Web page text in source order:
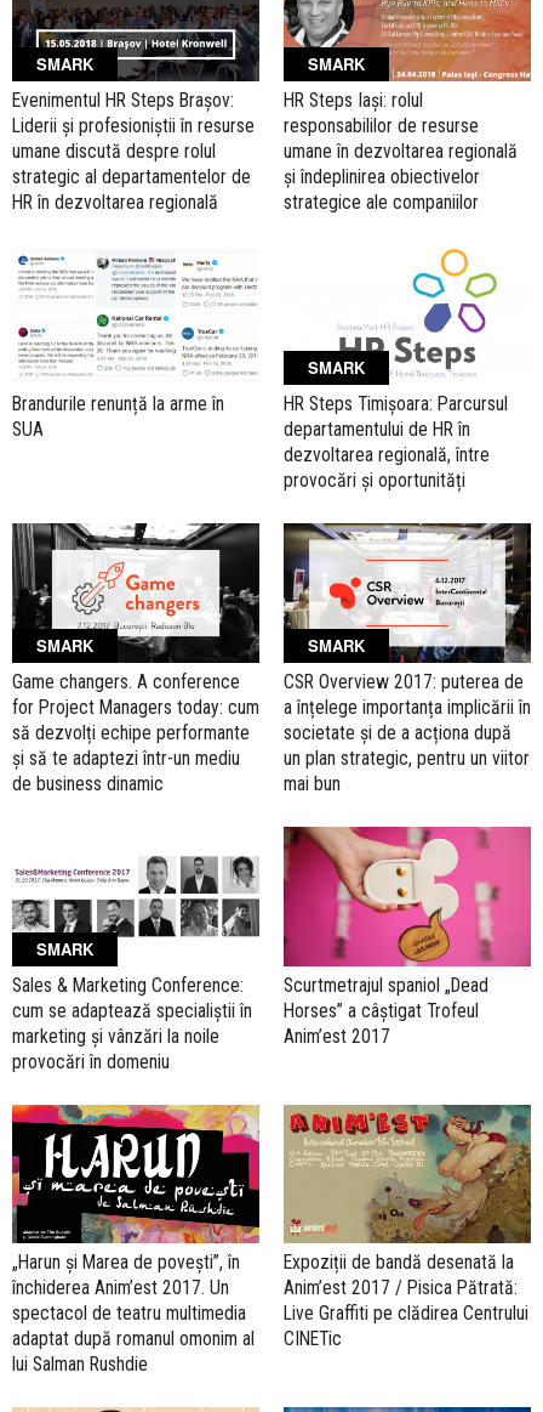
SMARK
Evenimentul HR Steps Brașov:
Liderii și profesioniștii în resurse
umane discută despre rolul
strategic al departamentelor de
HR în dezvoltarea regională
SMARK
HR Steps Iași: rolul
responsabililor de resurse
umane în dezvoltarea regională
și îndeplinirea obiectivelor
strategice ale companiilor
Brandurile renunță la arme în
SUA
SMARK
HR Steps Timișoara: Parcursul
departamentului de HR în
dezvoltarea regională, între
provocări și oportunități
SMARK
Game changers. A conference
for Project Managers today: cum
să dezvolți echipe performante
și să te adaptezi într-un mediu
de business dinamic
SMARK
CSR Overview 2017: puterea de
a înțelege importanța implicării în
societate și de a acționa după
un plan strategic, pentru un viitor
mai bun
SMARK
Sales & Marketing Conference:
cum se adaptează specialiștii în
marketing și vânzări la noile
provocări în domeniu
Scurtmetrajul spaniol „Dead
Horses” a câștigat Trofeul
Anim’est 2017
„Harun și Marea de povești”, în
închiderea Anim’est 2017. Un
spectacol de teatru multimedia
adaptat după romanul omonim al
lui Salman Rushdie
Expoziții de bandă desenată la
Anim’est 2017 / Pisica Pătrată:
Live Graffiti pe clădirea Centrului
CINETic